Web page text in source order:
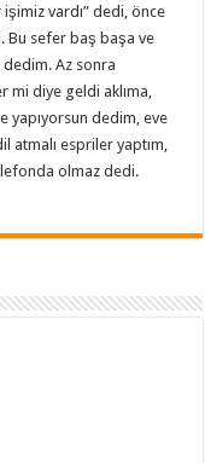
vardı” dedi, önce
Bu sefer baş başa ve
Az sonra
mi diye geldi aklıma,
yapıyorsun dedim, eve
atmalı espriler yaptım,
olmaz dedi.